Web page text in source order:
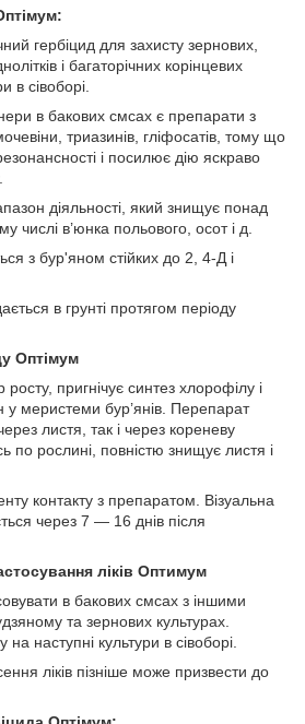
гербіцид для захисту зернових,
і багаторічних корінцевих
в сівоборі.
в бакових смсах є препарати з
триазинів, гліфосатів, тому що
і посилює дію яскраво
діяльності, який знищує понад
числі в’юнка польового, осот і д.
з бур'яном стійких до 2, 4-Д і
в грунті протягом періоду
Оптімум
росту, пригнічує синтез хлорофілу і
у меристеми бур’янів. Перепарат
листя, так і через кореневу
по рослині, повністю знищує листя і
контакту з препаратом. Візуальна
через 7 — 16 днів після
ліків Оптимум
в бакових смсах з іншими
та зернових культурах.
наступні культури в сівоборі.
ліків пізніше може призвести до